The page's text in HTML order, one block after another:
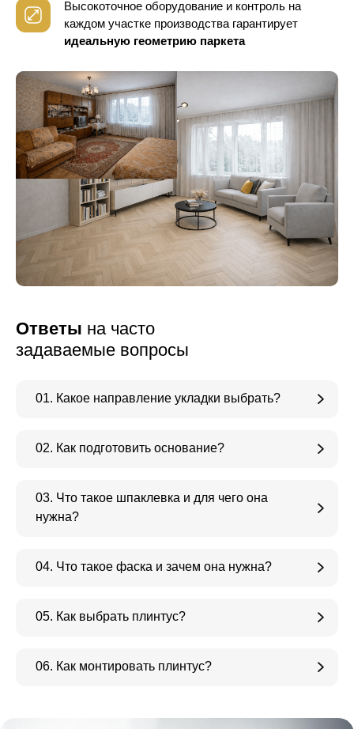
Высокоточное оборудование и контроль на
каждом участке производства гарантирует
идеальную геометрию паркета
Ответы на часто
задаваемые вопросы
01. Какое направление укладки выбрать?
02. Как подготовить основание?
03. Что такое шпаклевка и для чего она
нужна?
04. Что такое фаска и зачем она нужна?
05. Как выбрать плинтус?
06. Как монтировать плинтус?